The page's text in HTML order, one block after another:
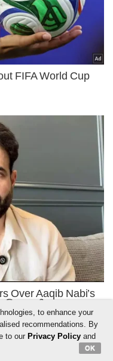
to enhance your
recommendations. By
to our Privacy Policyand
OK